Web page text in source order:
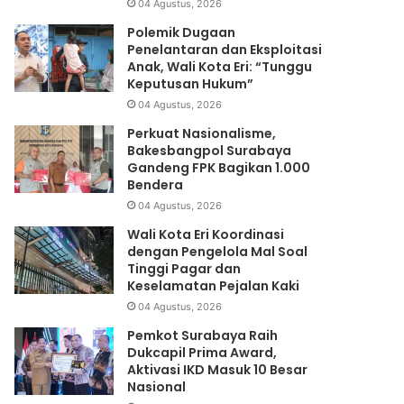
04 Agustus, 2026
Polemik Dugaan
Penelantaran dan Eksploitasi
Anak, Wali Kota Eri: “Tunggu
Keputusan Hukum”
04 Agustus, 2026
Perkuat Nasionalisme,
Bakesbangpol Surabaya
Gandeng FPK Bagikan 1.000
Bendera
04 Agustus, 2026
Wali Kota Eri Koordinasi
dengan Pengelola Mal Soal
Tinggi Pagar dan
Keselamatan Pejalan Kaki
04 Agustus, 2026
Pemkot Surabaya Raih
Dukcapil Prima Award,
Aktivasi IKD Masuk 10 Besar
Nasional